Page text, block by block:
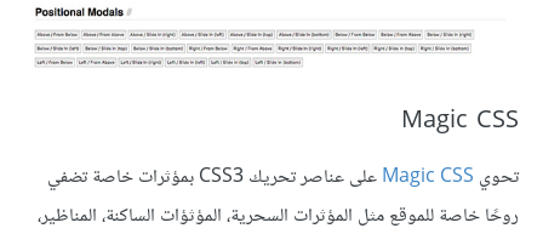
‎Magic CSS
تحوي Magic CSS
على عناصر تحريك CSS3 بمؤثرات خاصة تضفي
روحًا خاصة للموقع مثل المؤثرات السحرية، المؤثؤات الساكنة، المناظير،